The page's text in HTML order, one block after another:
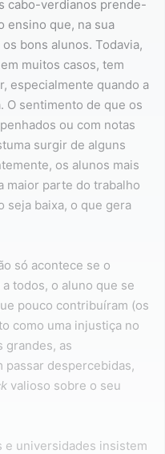
cabo-verdianos prende-
ensino que, na sua
bons alunos. Todavia,
muitos casos, tem
especialmente quando a
O sentimento de que os
ou com notas
surgir de alguns
os alunos mais
maior parte do trabalho
seja baixa, o que gera
só acontece se o
todos, o aluno que se
pouco contribuíram (os
como uma injustiça no
grandes, as
despercebidas,
valioso sobre o seu
e universidades insistem